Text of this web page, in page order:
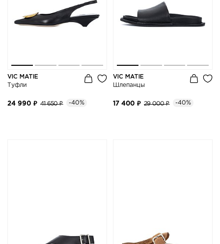
VIC MATIE
Туфли
24 990 ₽ 41 650 ₽ -40%
VIC MATIE
Шлепанцы
17 400 ₽ 29 000 ₽ -40%